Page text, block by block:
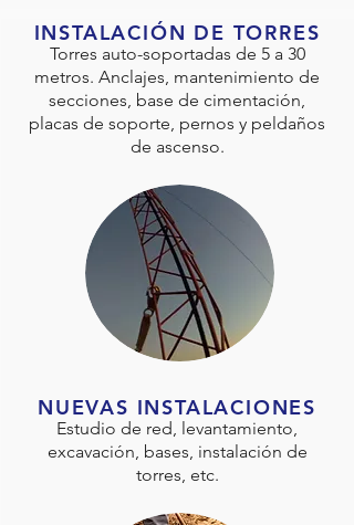
Torres auto-soportadas de 5 a 30
metros. Anclajes, mantenimiento de
secciones, base de cimentación,
placas de soporte, pernos y peldaños
de ascenso.
INSTALACIÓN DE TORRES
Estudio de red, levantamiento,
excavación, bases, instalación de
torres, etc.
NUEVAS INSTALACIONES